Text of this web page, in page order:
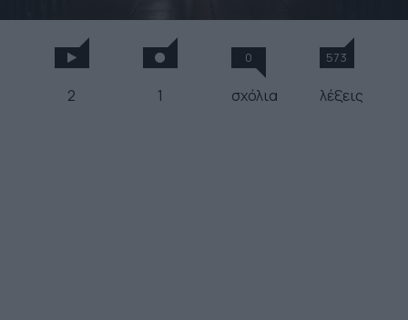
2 1
0
σχόλια
573
λέξεις